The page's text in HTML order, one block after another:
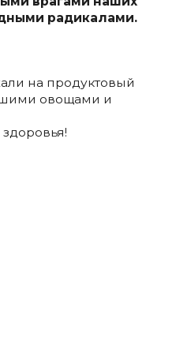
радикалами.
на продуктовый
овощами и